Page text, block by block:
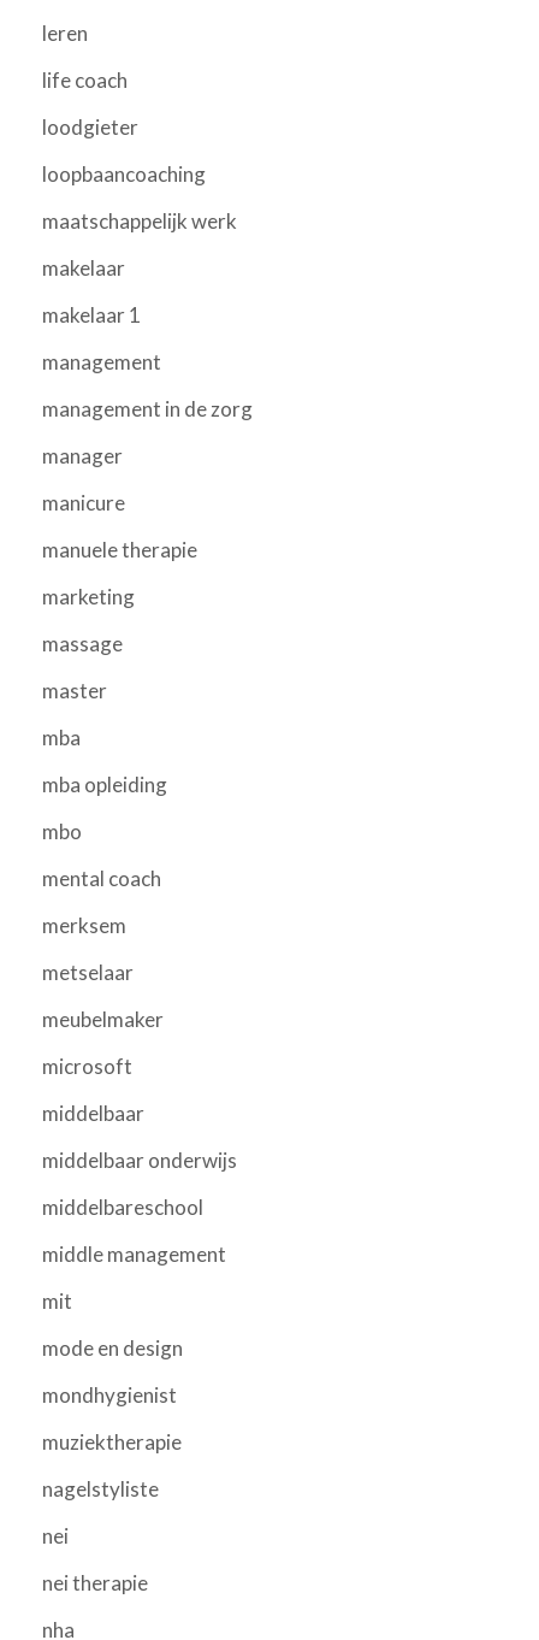
leren
life coach
loodgieter
loopbaancoaching
maatschappelijk werk
makelaar
makelaar 1
management
management in de zorg
manager
manicure
manuele therapie
marketing
massage
master
mba
mba opleiding
mbo
mental coach
merksem
metselaar
meubelmaker
microsoft
middelbaar
middelbaar onderwijs
middelbareschool
middle management
mit
mode en design
mondhygienist
muziektherapie
nagelstyliste
nei
nei therapie
nha